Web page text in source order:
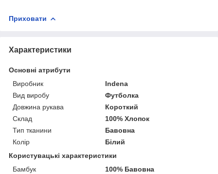
Приховати
Характеристики
Основні атрибути
Виробник
Indena
Вид виробу
Футболка
Довжина рукава
Короткий
Склад
100% Хлопок
Тип тканини
Бавовна
Колір
Білий
Користувацькі характеристики
Бамбук
100% Бавовна